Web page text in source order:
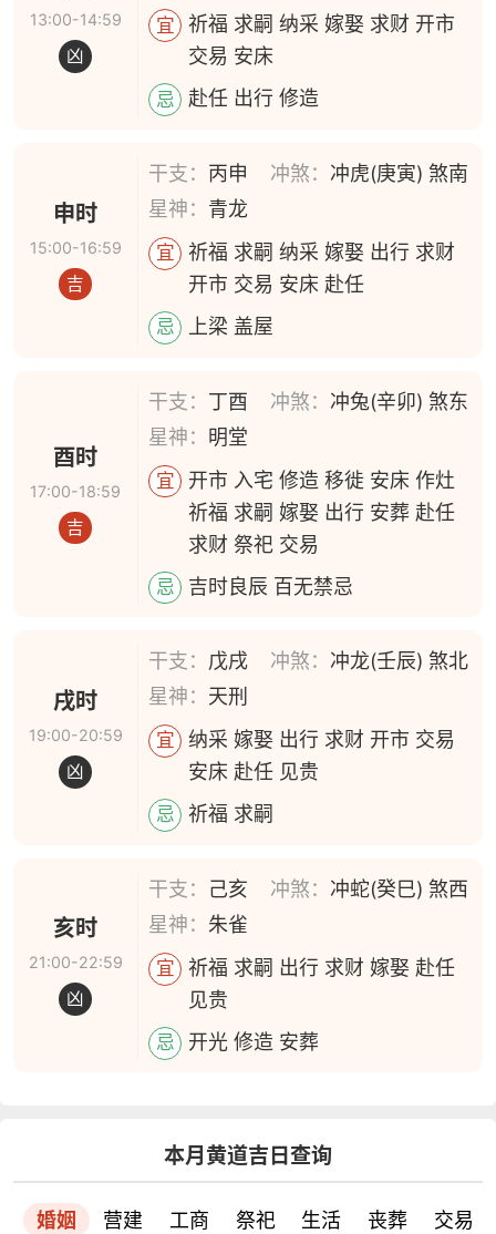
13:00-14:59
凶
宜
祈福 求嗣 纳采 嫁娶 求财 开市
交易 安床
忌 赴任 出行 修造
申时
15:00-16:59
吉
干支： 丙申 冲煞： 冲虎(庚寅) 煞南
星神： 青龙
宜
祈福 求嗣 纳采 嫁娶 出行 求财
开市 交易 安床 赴任
忌 上梁 盖屋
酉时
17:00-18:59
吉
干支： 丁酉 冲煞： 冲兔(辛卯) 煞东
星神： 明堂
宜
开市 入宅 修造 移徙 安床 作灶
祈福 求嗣 嫁娶 出行 安葬 赴任
求财 祭祀 交易
忌 吉时良辰 百无禁忌
戌时
19:00-20:59
凶
干支： 戊戌 冲煞： 冲龙(壬辰) 煞北
星神： 天刑
宜
纳采 嫁娶 出行 求财 开市 交易
安床 赴任 见贵
忌 祈福 求嗣
亥时
21:00-22:59
凶
干支： 己亥 冲煞： 冲蛇(癸巳) 煞西
星神： 朱雀
宜
祈福 求嗣 出行 求财 嫁娶 赴任
见贵
忌 开光 修造 安葬
本月黄道吉日查询
婚姻 营建 工商 祭祀 生活 丧葬 交易